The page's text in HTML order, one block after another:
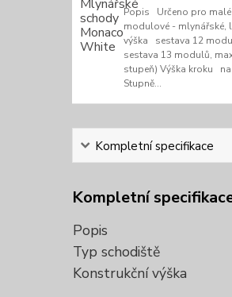
Popis Určeno pro
modulové - mlynářské,
výška sestava 12
sestava 13 modulů,
stupeň) Výška kroku
Stupně...
Kompletní specifikace
Kompletní
Popis
Typ schodiště
Konstrukční výška